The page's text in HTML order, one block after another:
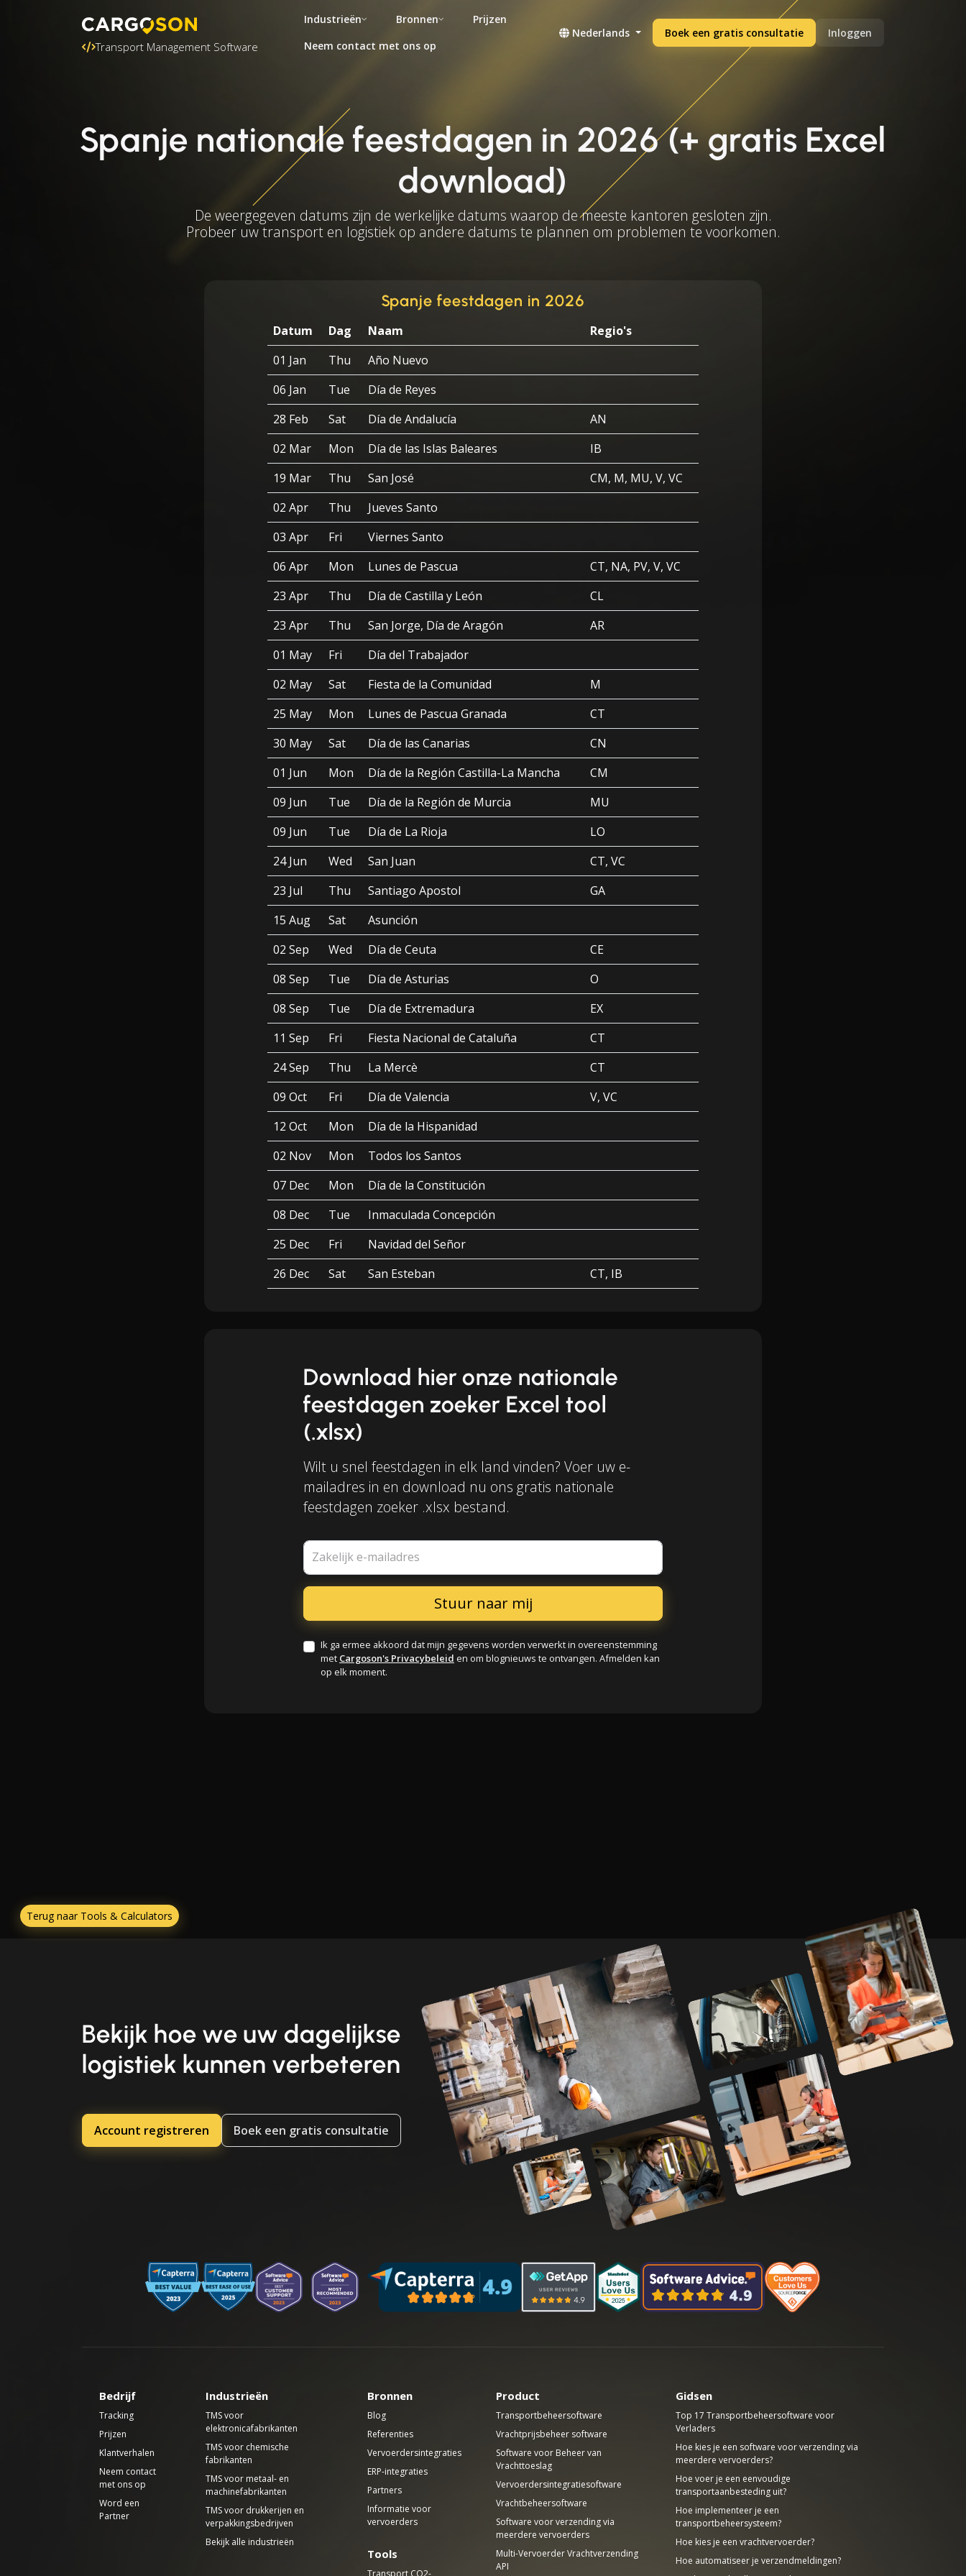
Transport Management Software
Industrieën Bronnen
Prijzen
Neem contact met ons op
Nederlands Boek een gratis consultatie Inloggen
Spanje nationale feestdagen in 2026 (+ gratis Excel
download)
De weergegeven datums zijn de werkelijke datums waarop de meeste kantoren gesloten zijn.
Probeer uw transport en logistiek op andere datums te plannen om problemen te voorkomen.
Spanje feestdagen in 2026
Datum Dag Naam
Regio's
01 Jan
Thu
Año Nuevo
06 Jan
Tue
Día de Reyes
28 Feb
Sat Día de Andalucía
AN
02 Mar
Mon Día de las Islas Baleares
IB
19 Mar
Thu San José
CM, M, MU, V, VC
02 Apr
Thu
Jueves Santo
03 Apr
Fri
Viernes Santo
06 Apr
Mon Lunes de Pascua
CT, NA, PV, V, VC
23 Apr
Thu Día de Castilla y León
CL
23 Apr
Thu San Jorge, Día de Aragón
AR
01 May
Fri
Día del Trabajador
02 May
Sat Fiesta de la Comunidad
M
25 May
Mon Lunes de Pascua Granada
CT
30 May
Sat Día de las Canarias
CN
01 Jun
Mon Día de la Región Castilla-La Mancha
CM
09 Jun
Tue Día de la Región de Murcia
MU
09 Jun
Tue Día de La Rioja
LO
24 Jun
Wed San Juan
CT, VC
23 Jul
Thu Santiago Apostol
GA
15 Aug
Sat
Asunción
02 Sep
Wed Día de Ceuta
CE
08 Sep
Tue Día de Asturias
O
08 Sep
Tue Día de Extremadura
EX
11 Sep
Fri Fiesta Nacional de Cataluña
CT
24 Sep
Thu La Mercè
CT
09 Oct
Fri Día de Valencia
V, VC
12 Oct
Mon
Día de la Hispanidad
02 Nov
Mon
Todos los Santos
07 Dec
Mon
Día de la Constitución
08 Dec
Tue
Inmaculada Concepción
25 Dec
Fri
Navidad del Señor
26 Dec
Sat San Esteban CT, IB
Download hier onze nationale
feestdagen zoeker Excel tool
(.xlsx)
Wilt u snel feestdagen in elk land vinden? Voer uw e-
mailadres in en download nu ons gratis nationale
feestdagen zoeker .xlsx bestand.
Zakelijk e-mailadres
Ik ga ermee akkoord dat mijn gegevens worden verwerkt in overeenstemming
met Cargoson's Privacybeleid en om blognieuws te ontvangen. Afmelden kan
op elk moment.
Terug naar Tools & Calculators
Bekijk hoe we uw dagelijkse
logistiek kunnen verbeteren
Account registreren Boek een gratis consultatie
Bedrijf
Tracking
Prijzen
Klantverhalen
Neem contact
met ons op
Word een
Partner
Industrieën
TMS voor
elektronicafabrikanten
TMS voor chemische
fabrikanten
TMS voor metaal- en
machinefabrikanten
TMS voor drukkerijen en
verpakkingsbedrijven
Bekijk alle industrieën
Bronnen
Blog
Referenties
Vervoerdersintegraties
ERP-integraties
Partners
Informatie voor
vervoerders
Tools
Transport CO2-
Product
Transportbeheersoftware
Vrachtprijsbeheer software
Software voor Beheer van
Vrachttoeslag
Vervoerdersintegratiesoftware
Vrachtbeheersoftware
Software voor verzending via
meerdere vervoerders
Multi-Vervoerder Vrachtverzending
API
Gidsen
Top 17 Transportbeheersoftware voor
Verladers
Hoe kies je een software voor verzending via
meerdere vervoerders?
Hoe voer je een eenvoudige
transportaanbesteding uit?
Hoe implementeer je een
transportbeheersysteem?
Hoe kies je een vrachtvervoerder?
Hoe automatiseer je verzendmeldingen?